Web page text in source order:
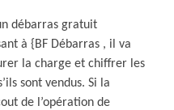
débarras gratuit
à {BF Débarras , il va
la charge et chiffrer les
sont vendus. Si la
de l’opération de